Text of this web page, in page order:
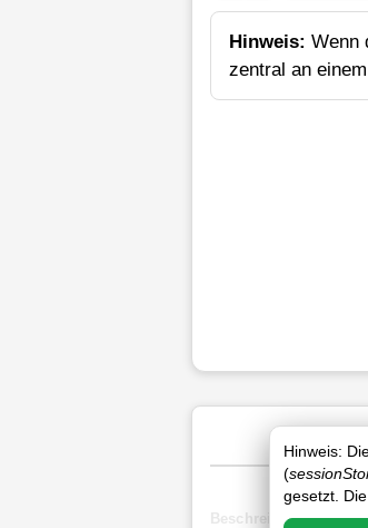
Hinweis:
(
gesetzt.
Hinweis: Wenn
zentral an
Beschreibung